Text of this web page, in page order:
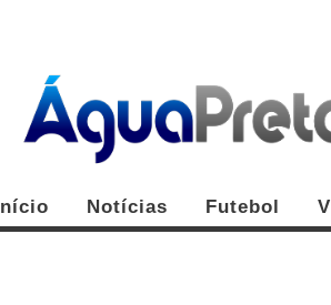
Início Notícias Futebol